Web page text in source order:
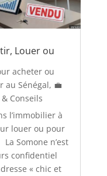
Louer ou
acheter ou
au Sénégal, 💼
Conseils
l’immobilier à
louer ou pour
Somone n’est
confidentiel
« chic et